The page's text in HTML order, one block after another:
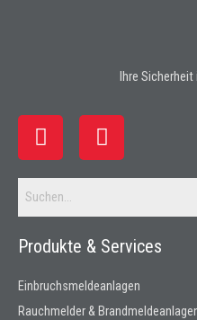
Ihre
F
a
e
b
o
o
k
I
n
a
g
r
a
m
Produkte & Services
Einbruchsmeldeanlagen
Rauchmelder &